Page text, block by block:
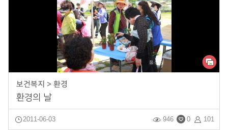
보건복지 > 환경
환경의 날
2011-06-03 101
0
946